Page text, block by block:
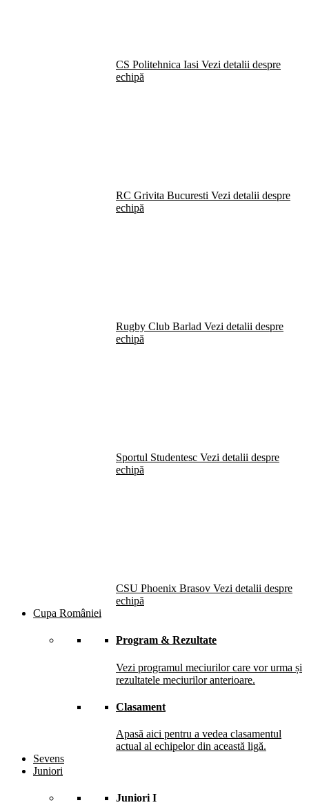
CS Politehnica Iasi Vezi detalii despre
echipă
RC Grivita Bucuresti Vezi detalii despre
echipă
Rugby Club Barlad Vezi detalii despre
echipă
Sportul Studentesc Vezi detalii despre
echipă
CSU Phoenix Brasov Vezi detalii despre
echipă
Cupa României
Program & Rezultate
Vezi programul meciurilor care vor urma și
rezultatele meciurilor anterioare.
Clasament
Apasă aici pentru a vedea clasamentul
actual al echipelor din această ligă.
Sevens
Juniori
Juniori I